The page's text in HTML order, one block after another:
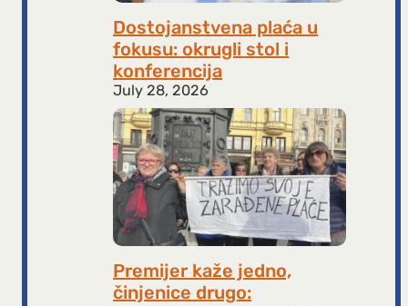
Dostojanstvena plaća u
fokusu: okrugli stol i
konferencija
July 28, 2026
Premijer kaže jedno,
činjenice drugo: